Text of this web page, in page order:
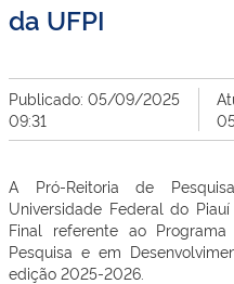
da UFPI
Publicado: 05/09/2025
09:31
A Pró-Reitoria de
Universidade Federal do
Final referente ao
Pesquisa e em
edição 2025-2026.